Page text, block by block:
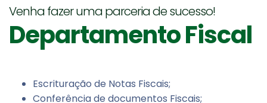
Venha fazer uma parceria de sucesso!
Departamento Fiscal
Escrituração de Notas Fiscais;
Conferência de documentos Fiscais;